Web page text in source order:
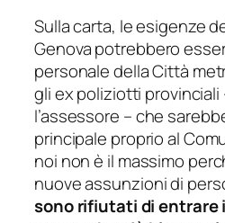
Sulla carta, le esigenze
Genova potrebbero
personale della Città
gli ex poliziotti provinciali
l’assessore –che
principale proprio al
noi non è il massimo
nuove assunzioni di
sono rifiutati di entrare